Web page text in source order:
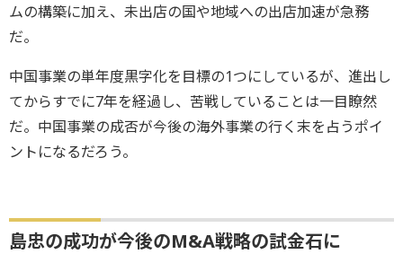
ムの構築に加え、未出店の国や地域への出店加速が急務
だ。
中国事業の単年度黒字化を目標の1つにしているが、進出し
てからすでに7年を経過し、苦戦していることは一目瞭然
だ。中国事業の成否が今後の海外事業の行く末を占うポイ
ントになるだろう。
島忠の成功が今後のM&A戦略の試金石に